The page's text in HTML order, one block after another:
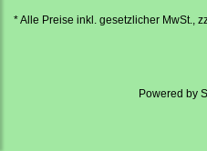
* Alle Preise inkl. gesetzlicher MwSt.,
Powered by